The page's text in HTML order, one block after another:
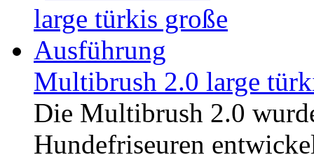
Multibrush 2.0 large
Die Multibrush 2.0
Hundefriseuren